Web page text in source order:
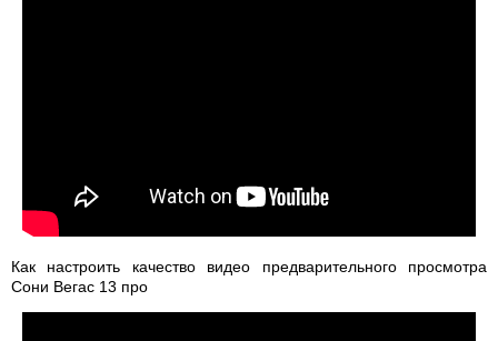
Как настроить качество видео предварительного просмотра
Сони Вегас 13 про